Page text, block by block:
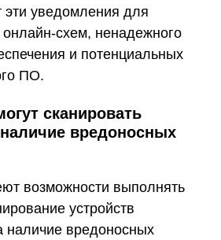
эти уведомления для
онлайн-схем, ненадежного
и потенциальных
ПО.
сканировать
вредоносных
возможности выполнять
устройств
наличие вредоносных